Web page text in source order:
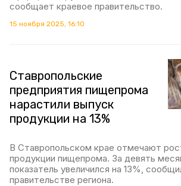
сообщает краевое правительство.
15 ноября 2025, 16:10
Ставропольские
предприятия пищепрома
нарастили выпуск
продукции на 13%
В Ставропольском крае отмечают
продукции пищепрома. За девять
показатель увеличился на 13%,
правительстве региона.